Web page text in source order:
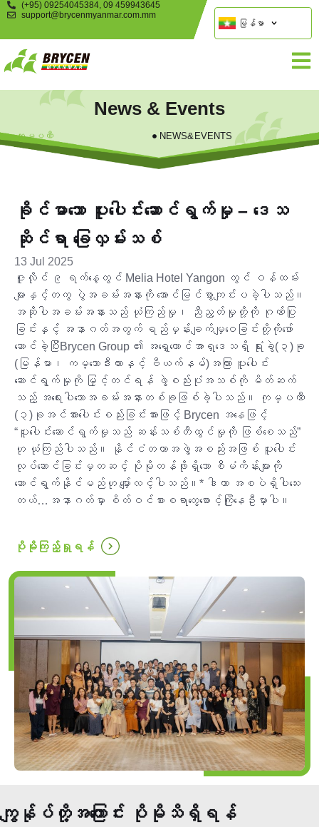
(+95) 09254045384, 09 459943645
support@brycenmyanmar.com.mm
မြန်မာ
News & Events
ကုမ္ပဏီ NEWS&EVENTS
ခိုင်မာသော ပူးပေါင်းဆောင်ရွက်မှု – ဒေသ
ဆိုင်ရာ ခြေလှမ်းသစ်
13 Jul 2025
ဇူလိုင် ၉ ရက်နေ့တွင် Melia Hotel Yangon တွင် ဝန်ထမ်း
များနှင့်တကွ ပွဲအခမ်းအနားကို အောင်မြင်စွာကျင်းပခဲ့ပါသည်။
အဆိုပါအခမ်းအနားသည် ယုံကြည်မှု၊ ညီညွတ်မှုတို့ကို ဂုဏ်ပြု
ခြင်းနှင့် အနာဂတ်အတွက် ရည်မှန်းချက်မျှဝေခြင်းတို့ကိုဖော်
ဆောင်ခဲ့ပြီးBrycen Group ၏ အရှေ့တောင်အာရှဒေသရှိ ရုံးခွဲ(၃)ခု
(မြန်မာ၊ ကမ္ဘောဒီးယားနှင့် ဗီယက်နမ်)အကြား ပူးပေါင်း
ဆောင်ရွက်မှုကို မြှင့်တင်ရန် ဖွဲ့စည်းပုံအသစ်ကို မိတ်ဆက်
သည့် အရေးပါသောအခမ်းအနားတစ်ခုဖြစ်ခဲ့ပါသည်။ ကုမ္ပဏီ
(၃)ခုအင်အားပေါင်းစည်းခြင်းအားဖြင့် Brycen အနေဖြင့်
“ပူးပေါင်းဆောင်ရွက်မှုသည် ဆန်းသစ်တီထွင်မှုကို ဖြစ်စေသည်”
ဟု ယုံကြည်ပါသည်။ နိုင်ငံတကာအဖွဲ့အစည်းအဖြစ် ပူးပေါင်း
လုပ်ဆောင်ခြင်းမှတဆင့် ပိုမိုတန်ဖိုးရှိသော စီမံကိန်းများကို
ဆောင်ရွက်နိုင်မည်ဟု မျှော်လင့်ပါသည်။* ဒါဟာ အစပဲရှိပါသေး
တယ်…အနာဂတ်မှာ စိတ်ဝင်စားစရာတွေစောင့်ကြိုနေဦးမှာပါ။
ပိုမိုကြည့်ရှုရန်
ကျွန်ုပ်တို့အကြောင်း ပိုမိုသိရှိရန်